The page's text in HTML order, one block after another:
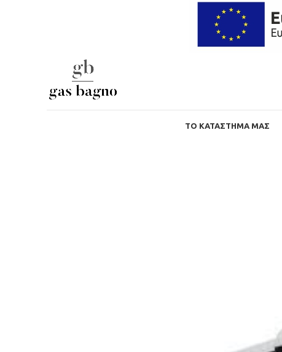
ΤΟ ΚΑΤΆΣΤΗΜΑ ΜΑΣ